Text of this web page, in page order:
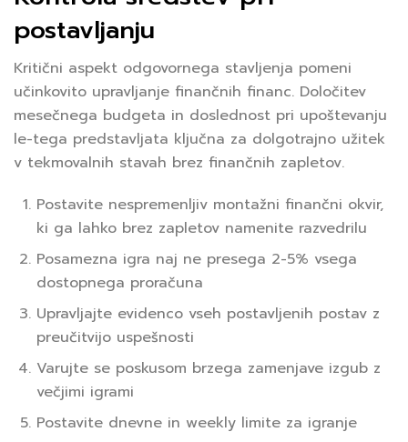
postavljanju
Kritični aspekt odgovornega stavljenja pomeni
učinkovito upravljanje finančnih financ. Določitev
mesečnega budgeta in doslednost pri upoštevanju
le-tega predstavljata ključna za dolgotrajno užitek
v tekmovalnih stavah brez finančnih zapletov.
Postavite nespremenljiv montažni finančni okvir,
ki ga lahko brez zapletov namenite razvedrilu
Posamezna igra naj ne presega 2-5% vsega
dostopnega proračuna
Upravljajte evidenco vseh postavljenih postav z
preučitvijo uspešnosti
Varujte se poskusom brzega zamenjave izgub z
večjimi igrami
Postavite dnevne in weekly limite za igranje